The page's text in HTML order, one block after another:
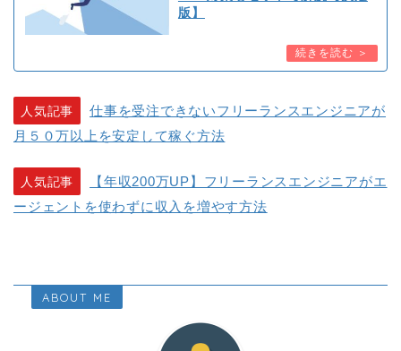
版】
人気記事
仕事を受注できないフリーランスエンジニアが
月５０万以上を安定して稼ぐ方法
人気記事
【年収200万UP】フリーランスエンジニアがエ
ージェントを使わずに収入を増やす方法
ABOUT ME